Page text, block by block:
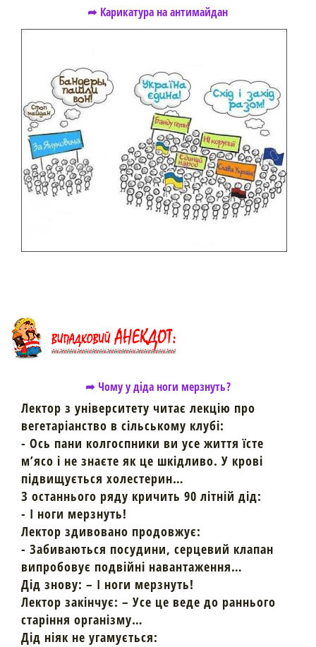
➦ Карикатура на антимайдан
➦ Чому у діда ноги мерзнуть?
Лектор з університету читає лекцію про
вегетаріанство в сільському клубі:
- Ось пани колгоспники ви усе життя їсте
м’ясо і не знаєте як це шкідливо. У крові
підвищується холестерин…
З останнього ряду кричить 90 літній дід:
- І ноги мерзнуть!
Лектор здивовано продовжує:
- Забиваються посудини, серцевий клапан
випробовує подвійні навантаження…
Дід знову: – І ноги мерзнуть!
Лектор закінчує: – Усе це веде до раннього
старіння організму…
Дід ніяк не угамується: